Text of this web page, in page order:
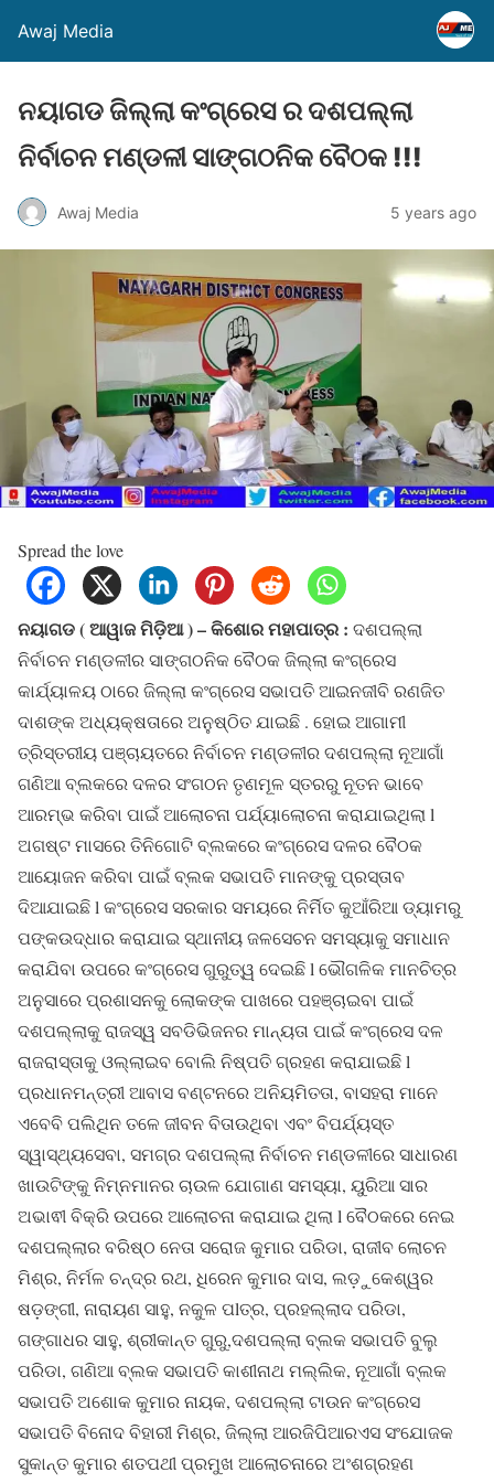
Awaj Media
ନୟାଗଡ ଜିଲ୍ଲା କଂଗ୍ରେସ ର ଦଶପଲ୍ଲା
ନିର୍ବାଚନ ମଣ୍ଡଳୀ ସାଙ୍ଗଠନିକ ବୈଠକ !!!
Awaj Media 5 years ago
Spread the love
ନୟାଗଡ ( ଆୱାଜ ମିଡ଼ିଆ ) – କିଶୋର ମହାପାତ୍ର : ଦଶପଲ୍ଲା
ନିର୍ବାଚନ ମଣ୍ଡଳୀର ସାଙ୍ଗଠନିକ ବୈଠକ ଜିଲ୍ଲା କଂଗ୍ରେସ
କାର୍ଯ୍ୟାଳୟ ଠାରେ ଜିଲ୍ଲା କଂଗ୍ରେସ ସଭାପତି ଆଇନଜୀବି ରଣଜିତ
ଦାଶଙ୍କ ଅଧ୍ୟକ୍ଷତାରେ ଅନୁଷ୍ଠିତ ଯାଇଛି . ହୋଇ ଆଗାମୀ
ତ୍ରିସ୍ତରୀୟ ପଞ୍ଚାୟତରେ ନିର୍ବାଚନ ମଣ୍ଡଳୀର ଦଶପଲ୍ଲା ନୂଆଗାଁ
ଗଣିଆ ବ୍ଲକରେ ଦଳର ସଂଗଠନ ତୃଣମୂଳ ସ୍ତରରୁ ନୂତନ ଭାବେ
ଆରମ୍ଭ କରିବା ପାଇଁ ଆଲୋଚନା ପର୍ଯ୍ୟାଲୋଚନା କରାଯାଇଥିଲା l
ଅଗଷ୍ଟ ମାସରେ ତିନିଗୋଟି ବ୍ଲକରେ କଂଗ୍ରେସ ଦଳର ବୈଠକ
ଆୟୋଜନ କରିବା ପାଇଁ ବ୍ଲକ ସଭାପତି ମାନଙ୍କୁ ପ୍ରସ୍ତାବ
ଦିଆଯାଇଛି l କଂଗ୍ରେସ ସରକାର ସମୟରେ ନିର୍ମିତ କୁଆଁରିଆ ଡ୍ୟାମରୁ
ପଙ୍କଉଦ୍ଧାର କରାଯାଇ ସ୍ଥାନୀୟ ଜଳସେଚନ ସମସ୍ୟାକୁ ସମାଧାନ
କରାଯିବା ଉପରେ କଂଗ୍ରେସ ଗୁରୁତ୍ୱ ଦେଇଛି l ଭୌଗଳିକ ମାନଚିତ୍ର
ଅନୁସାରେ ପ୍ରଶାସନକୁ ଲୋକଙ୍କ ପାଖରେ ପହଞ୍ଚାଇବା ପାଇଁ
ଦଶପଲ୍ଲାକୁ ରାଜସ୍ୱ ସବଡିଭିଜନର ମାନ୍ୟତା ପାଇଁ କଂଗ୍ରେସ ଦଳ
ରାଜରାସ୍ତାକୁ ଓଲ୍ଲାଇବ ବୋଲି ନିଷ୍ପତି ଗ୍ରହଣ କରାଯାଇଛି l
ପ୍ରଧାନମନ୍ତ୍ରୀ ଆବାସ ବଣ୍ଟନରେ ଅନିୟମିତତା, ବାସହରା ମାନେ
ଏବେବି ପଲିଥିନ ତଳେ ଜୀବନ ବିତାଉଥିବା ଏବଂ ବିପର୍ଯ୍ୟସ୍ତ
ସ୍ୱାସ୍ଥ୍ୟସେବା, ସମଗ୍ର ଦଶପଲ୍ଲା ନିର୍ବାଚନ ମଣ୍ଡଳୀରେ ସାଧାରଣ
ଖାଉଟିଙ୍କୁ ନିମ୍ନମାନର ଚାଉଳ ଯୋଗାଣ ସମସ୍ୟା, ୟୁରିଆ ସାର
ଅଭାଵୀ ବିକ୍ରି ଉପରେ ଆଲୋଚନା କରାଯାଇ ଥିଲା l ବୈଠକରେ ନେଇ
ଦଶପଲ୍ଲାର ବରିଷ୍ଠ ନେତା ସରୋଜ କୁମାର ପରିଡା, ରାଜୀବ ଲୋଚନ
ମିଶ୍ର, ନିର୍ମଳ ଚନ୍ଦ୍ର ରଥ, ଧିରେନ କୁମାର ଦାସ, ଲଡ଼ୁକେଶ୍ୱର
ଷଡ଼ଙ୍ଗୀ, ନାରାୟଣ ସାହୁ, ନକୁଳ ପlତ୍ର, ପ୍ରହଲ୍ଲାଦ ପରିଡା,
ଗଙ୍ଗାଧର ସାହୁ, ଶ୍ରୀକାନ୍ତ ଗୁରୁ,ଦଶପଲ୍ଲା ବ୍ଲକ ସଭାପତି ବୁଲୁ
ପରିଡା, ଗଣିଆ ବ୍ଲକ ସଭାପତି କାଶୀନାଥ ମଲ୍ଲିକ, ନୂଆଗାଁ ବ୍ଲକ
ସଭାପତି ଅଶୋକ କୁମାର ନାୟକ, ଦଶପଲ୍ଲା ଟାଉନ କଂଗ୍ରେସ
ସଭାପତି ବିନୋଦ ବିହାରୀ ମିଶ୍ର, ଜିଲ୍ଲା ଆରଜିପିଆରଏସ ସଂଯୋଜକ
ସୁକାନ୍ତ କୁମାର ଶତପଥୀ ପ୍ରମୁଖ ଆଲୋଚନାରେ ଅଂଶଗ୍ରହଣ